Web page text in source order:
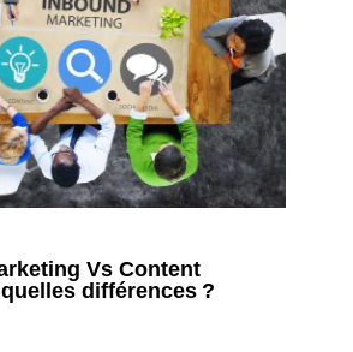
Vs Content
différences ?